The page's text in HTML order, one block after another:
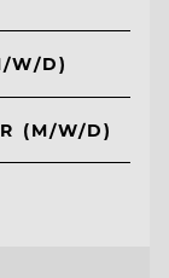
W/D)
(M/W/D)